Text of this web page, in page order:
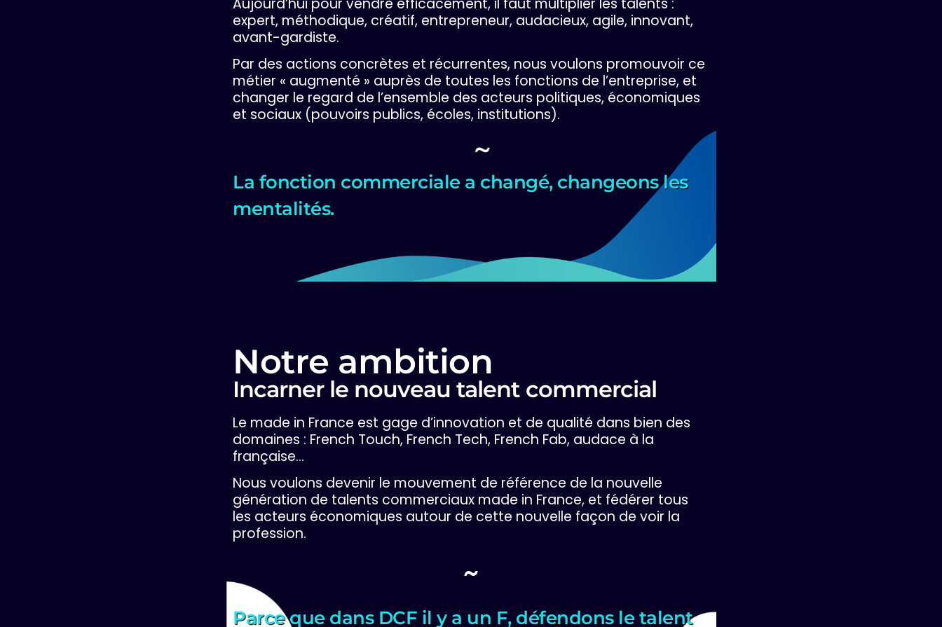
expert, méthodique, créatif, entrepreneur, audacieux, agile, innovant,
avant-gardiste.
Par des actions concrètes et récurrentes, nous voulons promouvoir ce
métier « augmenté » auprès de toutes les fonctions de l’entreprise, et
changer le regard de l’ensemble des acteurs politiques, économiques
et sociaux (pouvoirs publics, écoles, institutions).
La fonction commerciale a changé, changeons les
mentalités.
Notre ambition
Incarner le nouveau talent commercial
Le made in France est gage d’innovation et de qualité dans bien des
domaines : French Touch, French Tech, French Fab, audace à la
française…
Nous voulons devenir le mouvement de référence de la nouvelle
génération de talents commerciaux made in France, et fédérer tous
les acteurs économiques autour de cette nouvelle façon de voir la
profession.
~
Parce que dans DCF il y a un F, défendons le talent